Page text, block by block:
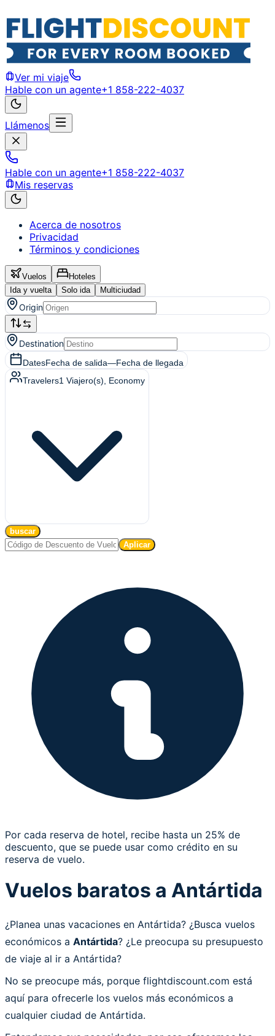
Ver mi viaje
Hable con un agente+1 858-222-4037
Llámenos
Hable con un agente+1 858-222-4037
Mis reservas
Acerca de nosotros
Privacidad
Términos y condiciones
Vuelos
Hoteles
Ida y vuelta
Solo ida Multiciudad
Origin
Destination
DatesFecha de salida—Fecha de llegada
Travelers1 Viajero(s) , Economy
buscar
Aplicar
Por cada reserva de hotel, recibe hasta un 25% de
descuento, que se puede usar como crédito en su
reserva de vuelo.
Vuelos baratos a Antártida
¿Planea unas vacaciones en Antártida? ¿Busca vuelos
económicos a Antártida? ¿Le preocupa su presupuesto
de viaje al ir a Antártida?
No se preocupe más, porque flightdiscount.com está
aquí para ofrecerle los vuelos más económicos a
cualquier ciudad de Antártida.